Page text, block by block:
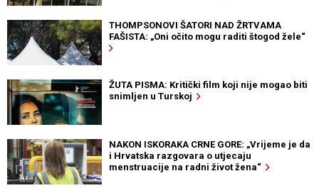
THOMPSONOVI ŠATORI NAD ŽRTVAMA
FAŠISTA: „Oni očito mogu raditi štogod žele“
ŽUTA PISMA: Kritički film koji nije mogao biti
snimljen u Turskoj
NAKON ISKORAKA CRNE GORE: „Vrijeme je da
i Hrvatska razgovara o utjecaju
menstruacije na radni život žena“